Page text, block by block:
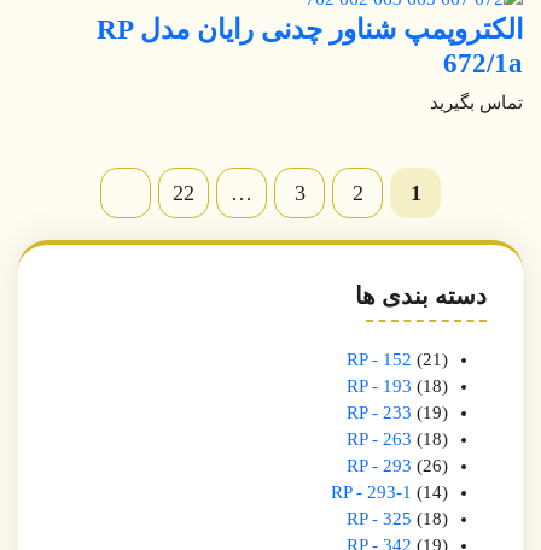
دسته بندی ها
RP - 152
21
RP - 193
18
RP - 233
19
RP - 263
18
RP - 293
26
RP - 293-1
14
RP - 325
18
RP - 342
19
الکتروپمپ شناور چدنی رایان مدل RP
672/1a
تماس بگیرید
1
2
3
…
22